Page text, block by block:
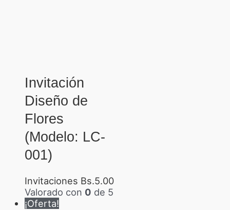
Invitación
Diseño de
Flores
(Modelo: LC-
001)
Invitaciones Bs.5.00
Valorado con 0 de 5
¡Oferta!